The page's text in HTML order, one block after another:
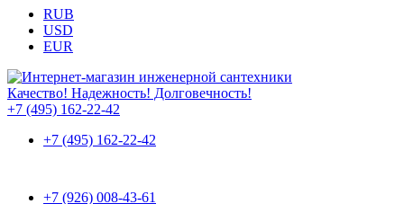
RUB
USD
EUR
Качество! Надежность! Долговечность!
+7 (495) 162-22-42
+7 (495) 162-22-42
+7 (926) 008-43-61